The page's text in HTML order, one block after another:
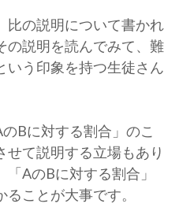
比の説明について書かれ
の説明を読んでみて、難
いう印象を持つ生徒さん
Bに対する割合」のこ
せて説明する立場もあり
AのBに対する割合」
ことが大事です。